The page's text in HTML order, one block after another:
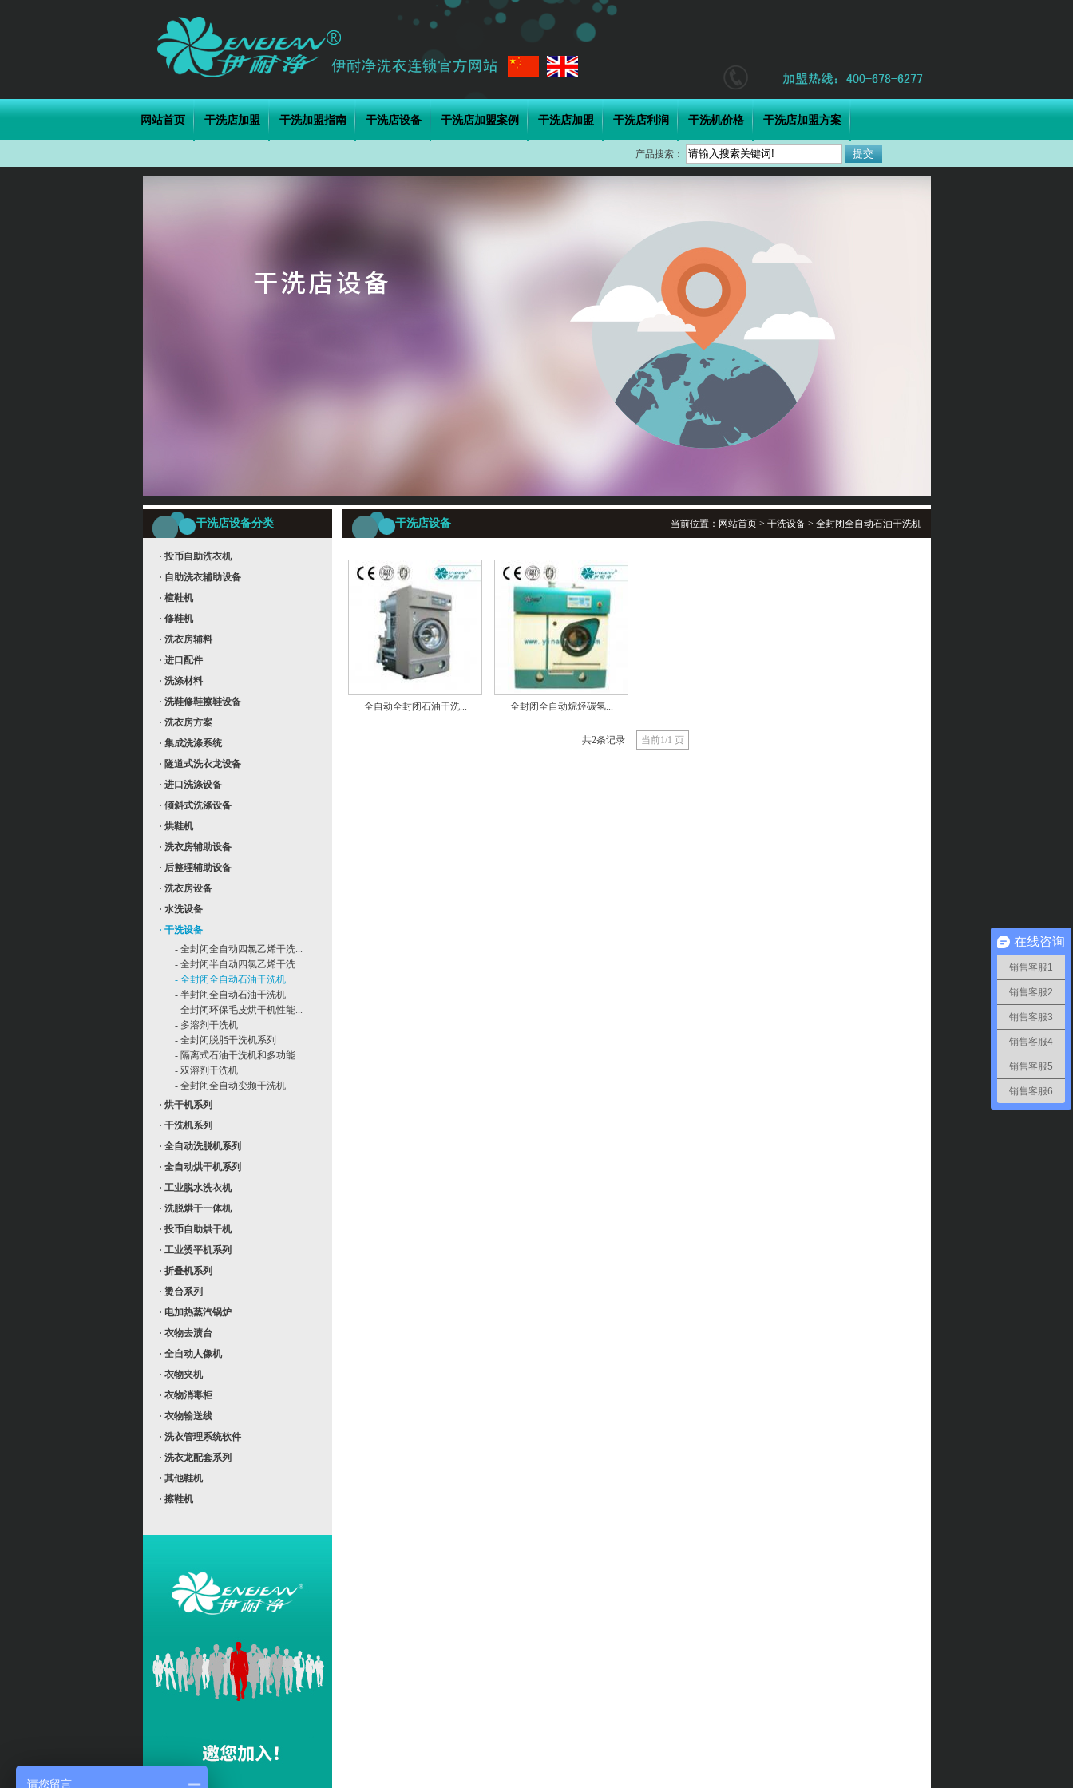
网站首页 干洗店加盟 干洗加盟指南 干洗店设备 干洗店加盟案例 干洗店加盟 干洗店利润 干洗机价格 干洗店加盟方案
产品搜索：
干洗店设备分类
· 投币自助洗衣机
· 自助洗衣辅助设备
· 楦鞋机
· 修鞋机
· 洗衣房辅料
· 进口配件
· 洗涤材料
· 洗鞋修鞋擦鞋设备
· 洗衣房方案
· 集成洗涤系统
· 隧道式洗衣龙设备
· 进口洗涤设备
· 倾斜式洗涤设备
· 烘鞋机
· 洗衣房辅助设备
· 后整理辅助设备
· 洗衣房设备
· 水洗设备
· 干洗设备
- 全封闭全自动四氯乙烯干洗...
- 全封闭半自动四氯乙烯干洗...
- 全封闭全自动石油干洗机
- 半封闭全自动石油干洗机
- 全封闭环保毛皮烘干机性能...
- 多溶剂干洗机
- 全封闭脱脂干洗机系列
- 隔离式石油干洗机和多功能...
- 双溶剂干洗机
- 全封闭全自动变频干洗机
· 烘干机系列
· 干洗机系列
· 全自动洗脱机系列
· 全自动烘干机系列
· 工业脱水洗衣机
· 洗脱烘干一体机
· 投币自助烘干机
· 工业烫平机系列
· 折叠机系列
· 烫台系列
· 电加热蒸汽锅炉
· 衣物去渍台
· 全自动人像机
· 衣物夹机
· 衣物消毒柜
· 衣物输送线
· 洗衣管理系统软件
· 洗衣龙配套系列
· 其他鞋机
· 擦鞋机
干洗店设备 当前位置： 网站首页> 干洗设备 > 全封闭全自动石油干洗机
全自动全封闭石油干洗... 全封闭全自动烷烃碳氢...
共2条记录 当前1/1 页
在线咨询
销售客服1
销售客服2
销售客服3
销售客服4
销售客服5
销售客服6
请您留言